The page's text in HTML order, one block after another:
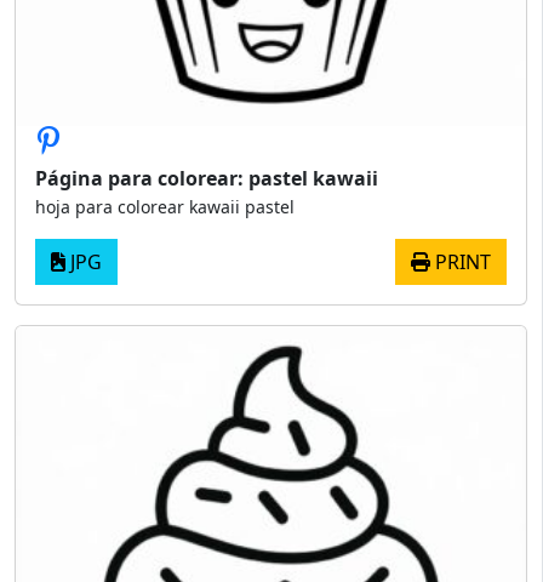
Página para colorear: pastel kawaii
hoja para colorear kawaii pastel
JPG PRINT